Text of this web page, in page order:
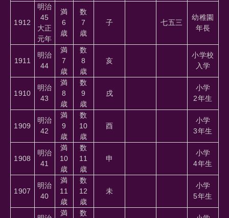
1912
明治
45
大正
元年
満
6
歳
数
7
歳
子 七五三
幼稚園
年長
1911
明治
44
満
7
歳
数
8
歳
亥
小学校
入学
1910
明治
43
満
8
歳
数
9
歳
戌
小学
2年生
1909
明治
42
満
9
歳
数
10
歳
酉
小学
3年生
1908
明治
41
満
10
歳
数
11
歳
申
小学
4年生
1907
明治
40
満
11
歳
数
12
歳
未
小学
5年生
満 数